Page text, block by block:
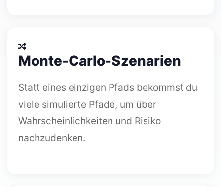
Monte-Carlo-Szenarien
Statt eines einzigen Pfads bekommst du
viele simulierte Pfade, um über
Wahrscheinlichkeiten und Risiko
nachzudenken.